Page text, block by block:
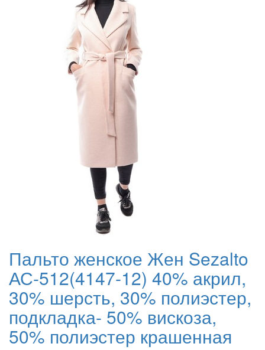
Пальто женское Жен Sezalto
АС-512(4147-12) 40% акрил,
30% шерсть, 30% полиэстер,
подкладка- 50% вискоза,
50% полиэстер крашенная